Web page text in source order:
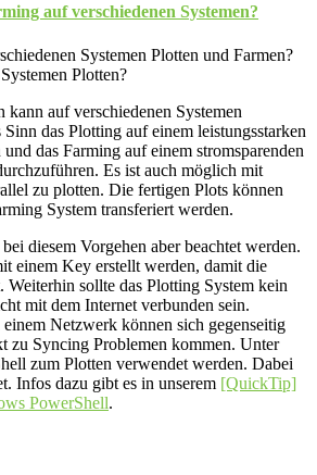
auf verschiedenen Systemen?
Systemen Plotten und Farmen?
Plotten?
kann auf verschiedenen Systemen
das Plotting auf einem leistungsstarken
das Farming auf einem stromsparenden
Es ist auch möglich mit
zu plotten. Die fertigen Plots können
System transferiert werden.
diesem Vorgehen aber beachtet werden.
einem Key erstellt werden, damit die
sollte das Plotting System kein
mit dem Internet verbunden sein.
Netzwerk können sich gegenseitig
zu Syncing Problemen kommen. Unter
zum Plotten verwendet werden. Dabei
Infos dazu gibt es in unserem [QuickTip]
PowerShell.